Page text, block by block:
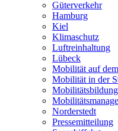
Güterverkehr
Hamburg
Kiel
Klimaschutz
Luftreinhaltung
Lübeck
Mobilität auf
Mobilität in der
Mobilitätsbildung
Norderstedt
Pressemitteilung